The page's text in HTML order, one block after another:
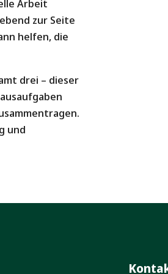
Arbeit
zur Seite
helfen, die
drei – dieser
und